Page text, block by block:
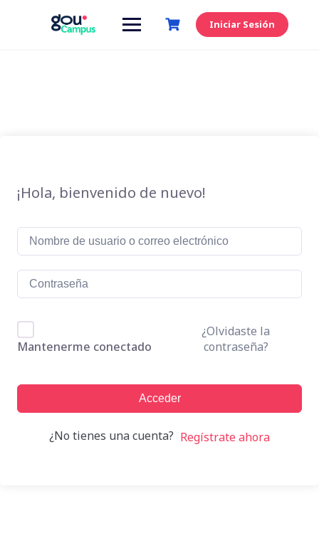
Iniciar Sesión
¡Hola, bienvenido de nuevo!
Mantenerme conectado
¿Olvidaste la
contraseña?
Acceder
¿No tienes una cuenta? Regístrate ahora